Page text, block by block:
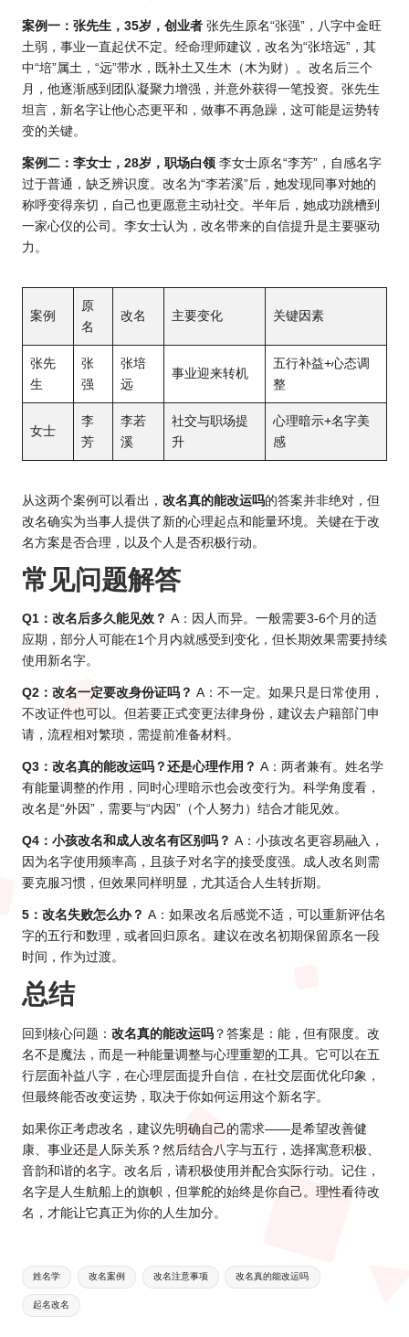
案例一：张先生，35岁，创业者 张先生原名“张强”，八字中金旺
土弱，事业一直起伏不定。经命理师建议，改名为“张培远”，其
中“培”属土，“远”带水，既补土又生木（木为财）。改名后三个
月，他逐渐感到团队凝聚力增强，并意外获得一笔投资。张先生
坦言，新名字让他心态更平和，做事不再急躁，这可能是运势转
变的关键。
案例二：李女士，28岁，职场白领 李女士原名“李芳”，自感名字
过于普通，缺乏辨识度。改名为“李若溪”后，她发现同事对她的
称呼变得亲切，自己也更愿意主动社交。半年后，她成功跳槽到
一家心仪的公司。李女士认为，改名带来的自信提升是主要驱动
力。
案例
原
名
改名 主要变化 关键因素
张先
生
张
强
张培
远
事业迎来转机
五行补益+心态调
整
女士
李
芳
李若
溪
社交与职场提
升
心理暗示+名字美
感
从这两个案例可以看出， 改名真的能改运吗的答案并非绝对，但
改名确实为当事人提供了新的心理起点和能量环境。关键在于改
名方案是否合理，以及个人是否积极行动。
常见问题解答
Q1：改名后多久能见效？ A：因人而异。一般需要3-6个月的适
应期，部分人可能在1个月内就感受到变化，但长期效果需要持续
使用新名字。
Q2：改名一定要改身份证吗？ A：不一定。如果只是日常使用，
不改证件也可以。但若要正式变更法律身份，建议去户籍部门申
请，流程相对繁琐，需提前准备材料。
Q3：改名真的能改运吗？还是心理作用？ A：两者兼有。姓名学
有能量调整的作用，同时心理暗示也会改变行为。科学角度看，
改名是“外因”，需要与“内因”（个人努力）结合才能见效。
Q4：小孩改名和成人改名有区别吗？ A：小孩改名更容易融入，
因为名字使用频率高，且孩子对名字的接受度强。成人改名则需
要克服习惯，但效果同样明显，尤其适合人生转折期。
5：改名失败怎么办？ A：如果改名后感觉不适，可以重新评估名
字的五行和数理，或者回归原名。建议在改名初期保留原名一段
时间，作为过渡。
总结
回到核心问题： 改名真的能改运吗 ？答案是：能，但有限度。改
名不是魔法，而是一种能量调整与心理重塑的工具。它可以在五
行层面补益八字，在心理层面提升自信，在社交层面优化印象，
但最终能否改变运势，取决于你如何运用这个新名字。
如果你正考虑改名，建议先明确自己的需求——是希望改善健
康、事业还是人际关系？然后结合八字与五行，选择寓意积极、
音韵和谐的名字。改名后，请积极使用并配合实际行动。记住，
名字是人生航船上的旗帜，但掌舵的始终是你自己。理性看待改
名，才能让它真正为你的人生加分。
Tags:
姓名学 改名案例 改名注意事项 改名真的能改运吗
起名改名